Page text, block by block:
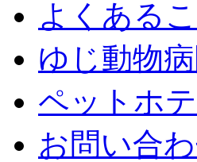
よくある
ゆじ動物
ペットホ
お問い合